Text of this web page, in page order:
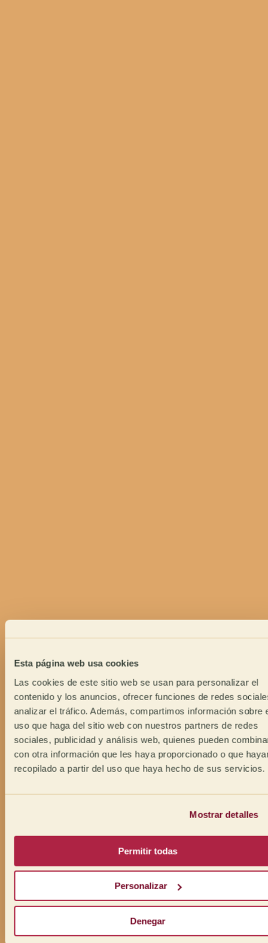
Esta página web usa cookies
Las cookies de este sitio web se usan para personalizar el
contenido y los anuncios, ofrecer funciones de redes
analizar el tráfico. Además, compartimos información sobre
uso que haga del sitio web con nuestros partners de redes
sociales, publicidad y análisis web, quienes pueden
con otra información que les haya proporcionado o que
recopilado a partir del uso que haya hecho de sus servicios.
Mostrar detalles
Permitir todas
Personalizar
Denegar